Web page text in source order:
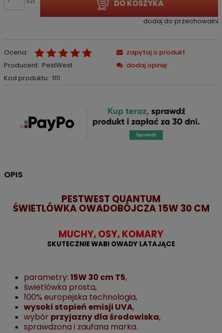
DO KOSZYKA
dodaj do przechowalni
Ocena:
Producent: PestWest
Kod produktu: 1111
zapytaj o produkt
dodaj opinię
OPIS
PESTWEST QUANTUM
ŚWIETLÓWKA OWADOBÓJCZA 15W 30 CM
MUCHY, OSY, KOMARY
SKUTECZNIE WABI OWADY LATAJĄCE
parametry: 15W 30 cm T5,
świetlówka prosta,
100% europejska technologia,
wysoki stopień emisji UVA,
wybór przyjazny dla środowiska,
sprawdzona i zaufana marka.